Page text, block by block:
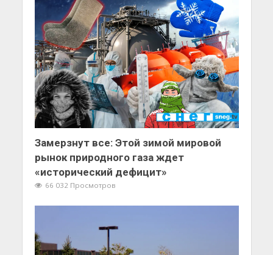
Замерзнут все: Этой зимой мировой
рынок природного газа ждет
«исторический дефицит»
66 032 Просмотров